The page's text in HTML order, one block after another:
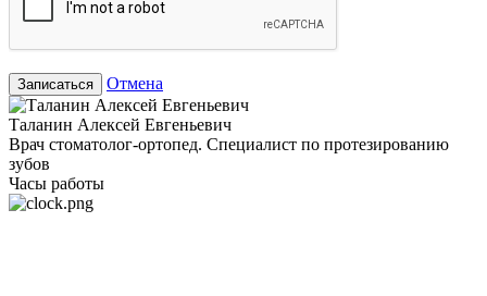
Записаться Отмена
Таланин Алексей Евгеньевич
Врач стоматолог-ортопед. Специалист по протезированию
зубов
Часы работы